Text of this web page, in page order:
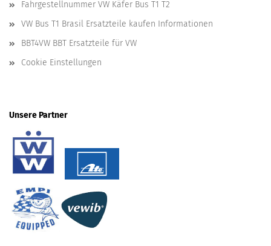
Fahrgestellnummer VW Käfer Bus T1 T2
VW Bus T1 Brasil Ersatzteile kaufen Informationen
BBT4VW BBT Ersatzteile für VW
Cookie Einstellungen
Unsere Partner